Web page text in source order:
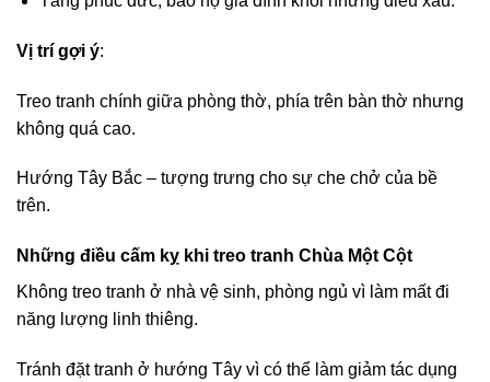
Vị trí gợi ý:
Treo tranh chính giữa phòng thờ, phía trên bàn thờ nhưng
không quá cao.
Hướng Tây Bắc – tượng trưng cho sự che chở của bề
trên.
Những điều cấm kỵ khi treo tranh Chùa Một Cột
Không treo tranh ở nhà vệ sinh, phòng ngủ vì làm mất đi
năng lượng linh thiêng.
Tránh đặt tranh ở hướng Tây vì có thể làm giảm tác dụng